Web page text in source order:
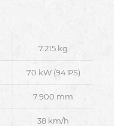
7.215 kg
70 kW (94 PS)
7.900 mm
38 km/h